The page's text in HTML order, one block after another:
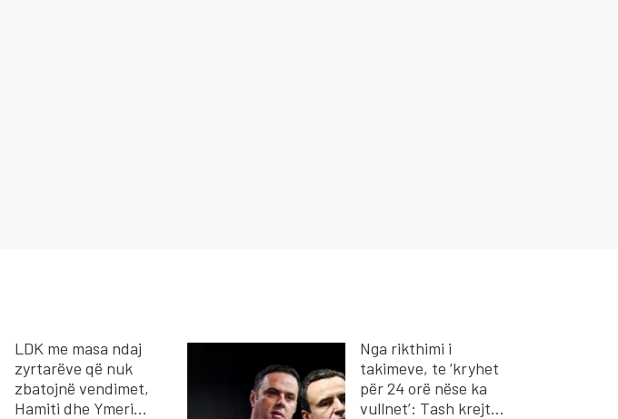
LDK me masa ndaj
zyrtarëve që nuk
zbatojnë vendimet,
Hamiti dhe Ymeri
Nga rikthimi i
takimeve, te ‘kryhet
për 24 orë nëse ka
vullnet’: Tash krejt